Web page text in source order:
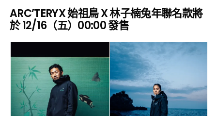
ARC’TERYX 始祖鳥 X 林子楠兔年聯名款將
於 12/16（五）00:00 發售